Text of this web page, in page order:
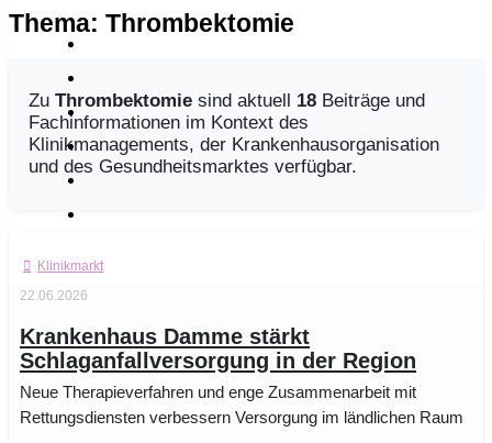
Thema: Thrombektomie
Zu Thrombektomie sind aktuell 18 Beiträge und
Fachinformationen im Kontext des
Klinikmanagements, der Krankenhausorganisation
und des Gesundheitsmarktes verfügbar.
Klinikmarkt
22.06.2026
Krankenhaus Damme stärkt
Schlaganfallversorgung in der Region
Neue Therapieverfahren und enge Zusammenarbeit mit
Rettungsdiensten verbessern Versorgung im ländlichen Raum